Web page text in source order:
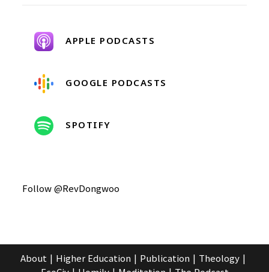
APPLE PODCASTS
GOOGLE PODCASTS
SPOTIFY
Follow @RevDongwoo
About Higher Education Publication
Theology